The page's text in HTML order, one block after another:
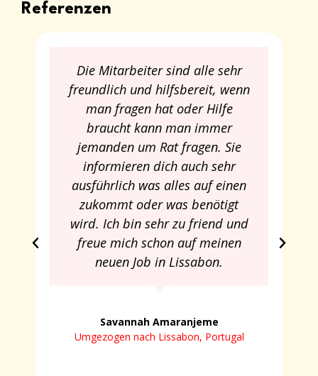
Referenzen
Die Mitarbeiter sind alle sehr
freundlich und hilfsbereit, wenn
man fragen hat oder Hilfe
braucht kann man immer
jemanden um Rat fragen. Sie
informieren dich auch sehr
ausführlich was alles auf einen
zukommt oder was benötigt
wird. Ich bin sehr zu friend und
freue mich schon auf meinen
neuen Job in Lissabon.
Savannah Amaranjeme
Umgezogen nach Lissabon, Portugal